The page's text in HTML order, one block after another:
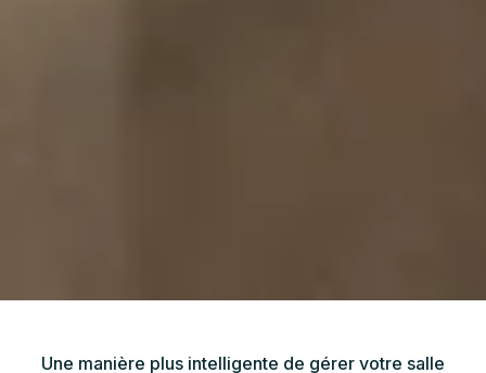
Une manière plus intelligente de gérer votre salle